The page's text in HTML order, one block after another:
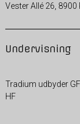
Vester Allé 26, 8900
Undervisning
Tradium udbyder
HF